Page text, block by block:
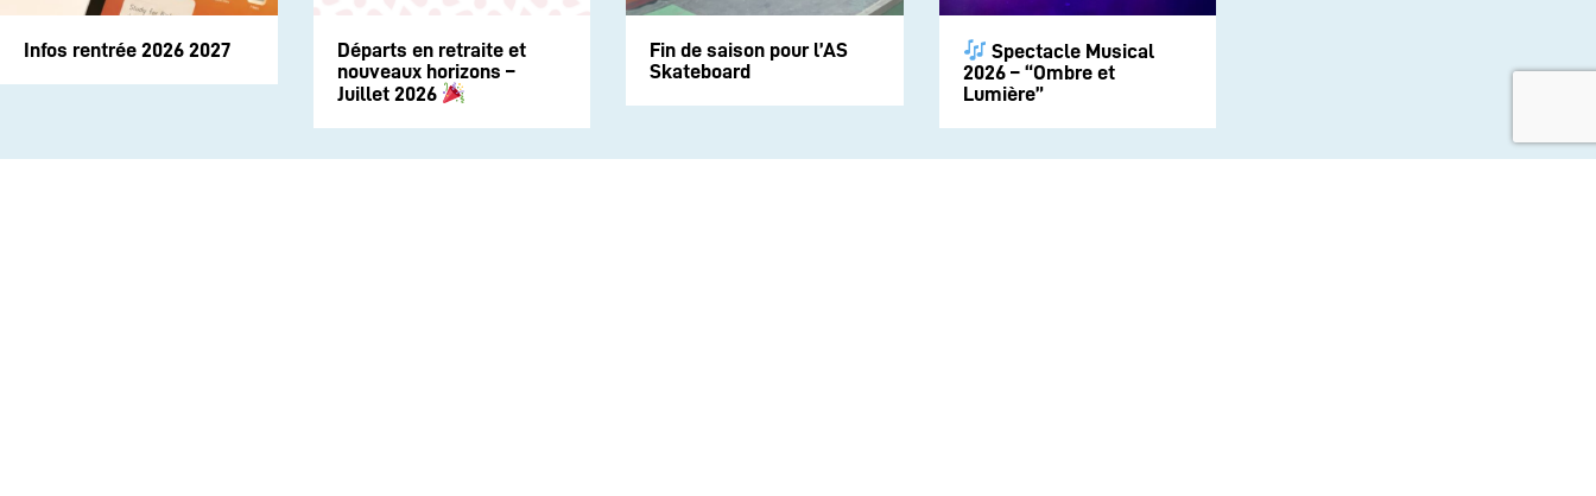
Infos rentrée 2026 2027
Départs en retraite et
nouveaux horizons –
Juillet 2026
Fin de saison pour l’AS
Skateboard
Spectacle Musical
2026 – “Ombre et
Lumière”